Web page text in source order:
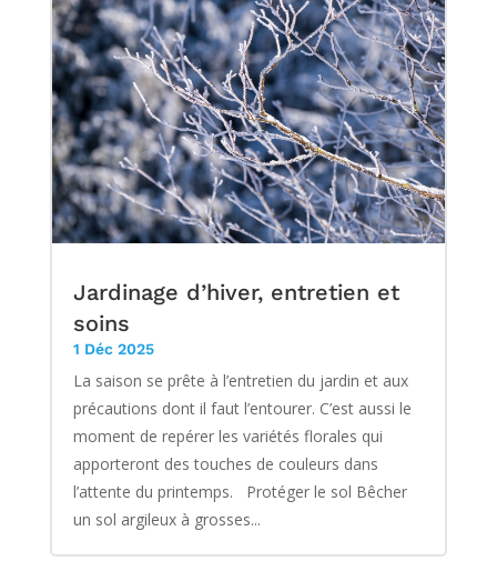
Jardinage d’hiver, entretien et
soins
1 Déc 2025
La saison se prête à l’entretien du jardin et aux
précautions dont il faut l’entourer. C’est aussi le
moment de repérer les variétés florales qui
apporteront des touches de couleurs dans
l’attente du printemps. Protéger le sol Bêcher
un sol argileux à grosses...